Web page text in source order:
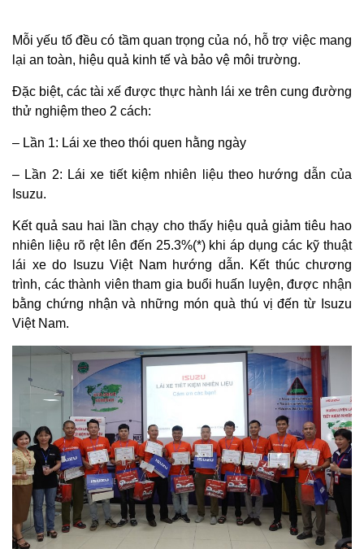
Mỗi yếu tố đều có tầm quan trọng của nó, hỗ trợ việc mang
lại an toàn, hiệu quả kinh tế và bảo vệ môi trường.
Đặc biệt, các tài xế được thực hành lái xe trên cung đường
thử nghiệm theo 2 cách:
– Lần 1: Lái xe theo thói quen hằng ngày
– Lần 2: Lái xe tiết kiệm nhiên liệu theo hướng dẫn của
Isuzu.
Kết quả sau hai lần chạy cho thấy hiệu quả giảm tiêu hao
nhiên liệu rõ rệt lên đến 25.3%(*) khi áp dụng các kỹ thuật
lái xe do Isuzu Việt Nam hướng dẫn. Kết thúc chương
trình, các thành viên tham gia buổi huấn luyện, được nhận
bằng chứng nhận và những món quà thú vị đến từ Isuzu
Việt Nam.